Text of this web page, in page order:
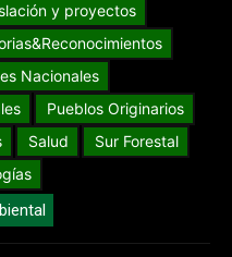
y proyectos
Nacionales
Pueblos Originarios
Salud
Sur Forestal